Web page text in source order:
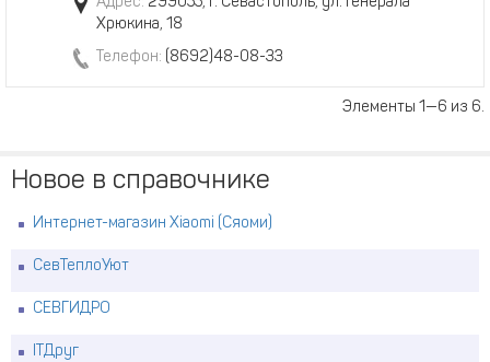
Хрюкина, 18
Телефон: (8692)48-08-33
Элементы 1—6 из 6.
Новое в справочнике
Интернет-магазин Xiaomi (Сяоми)
СевТеплоУют
СЕВГИДРО
ITДруг